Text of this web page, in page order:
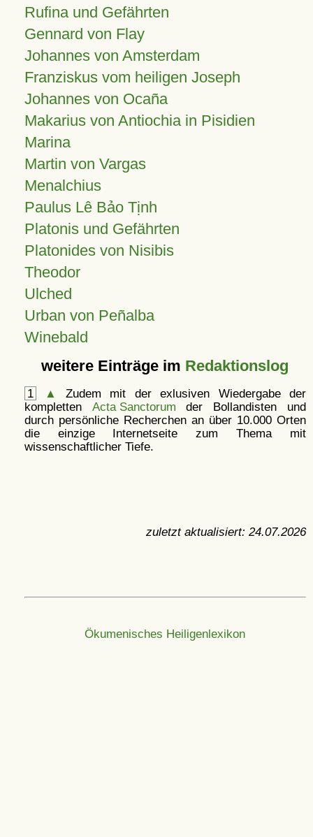
Rufina und Gefährten
Gennard von Flay
Johannes von Amsterdam
Franziskus vom heiligen Joseph
Johannes von Ocaña
Makarius von Antiochia in Pisidien
Marina
Martin von Vargas
Menalchius
Paulus Lê Bảo Tịnh
Platonis und Gefährten
Platonides von Nisibis
Theodor
Ulched
Urban von Peñalba
Winebald
weitere Einträge im Redaktionslog
1 ▲
Zudem mit der exlusiven Wiedergabe der
kompletten Acta Sanctorum der Bollandisten und
durch persönliche Recherchen an über 10.000 Orten
die einzige Internetseite zum Thema mit
wissenschaftlicher Tiefe.
zuletzt aktualisiert: 24.07.2026
Ökumenisches Heiligenlexikon